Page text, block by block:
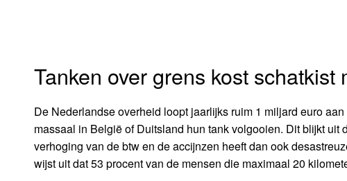
Tanken over grens kost schatkist
De Nederlandse overheid loopt jaarlijks ruim 1 miljard euro
massaal in België of Duitsland hun tank volgooien. Dit blijkt
verhoging van de btw en de accijnzen heeft dan ook
wijst uit dat 53 procent van de mensen die maximaal 20